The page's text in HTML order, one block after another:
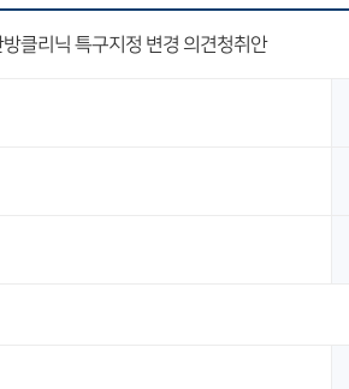
클리닉 특구지정 변경 의견청취안